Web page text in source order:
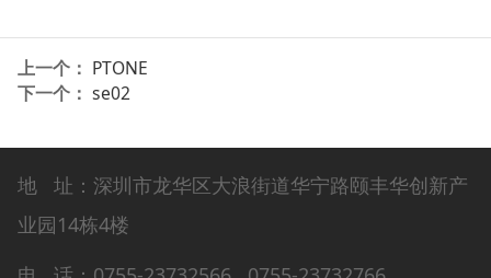
上一个： PTONE
下一个： se02
地 址：深圳市龙华区大浪街道华宁路颐丰华创新产
业园14栋4楼